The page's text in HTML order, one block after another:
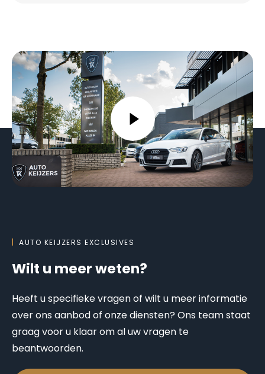
AUTO KEIJZERS EXCLUSIVES
Wilt u meer weten?
Heeft u specifieke vragen of wilt u meer informatie
over ons aanbod of onze diensten? Ons team staat
graag voor u klaar om al uw vragen te
beantwoorden.